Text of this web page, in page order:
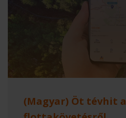
(Magyar) Öt tévhit a